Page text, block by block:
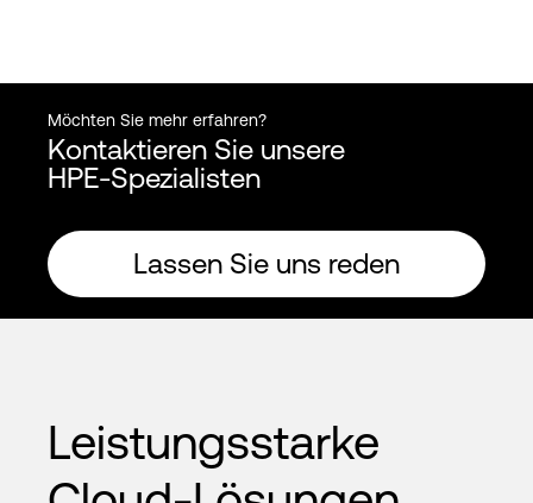
Möchten Sie mehr erfahren?
Kontaktieren Sie unsere
HPE-Spezialisten
Lassen Sie uns reden
Leistungsstarke